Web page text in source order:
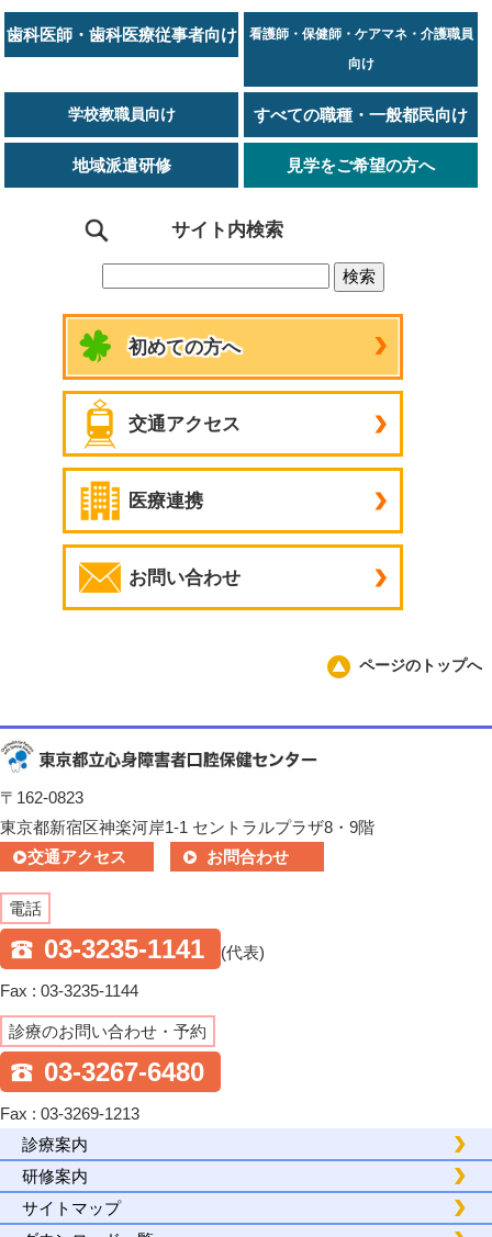
歯科医師・歯科医療従事者向け
看護師・保健師・ケアマネ・介護職員
向け
学校教職員向け すべての職種・一般都民向け
地域派遣研修 見学をご希望の方へ
サイト内検索
初めての方へ
交通アクセス
医療連携
お問い合わせ
ページのトップへ
〒162-0823
東京都新宿区神楽河岸1-1 セントラルプラザ8・9階
交通アクセス
お問合わせ
電話
03-3235-1141 (代表)
Fax : 03-3235-1144
診療のお問い合わせ・予約
03-3267-6480
Fax : 03-3269-1213
診療案内
研修案内
サイトマップ